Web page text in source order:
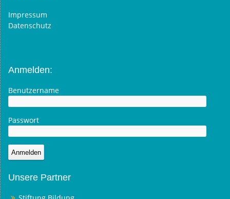
Impressum
Datenschutz
Anmelden:
Benutzername
Passwort
Unsere Partner